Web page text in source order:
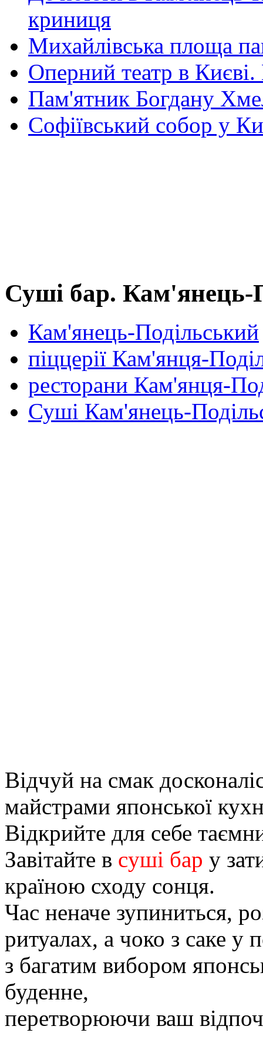
криниця
Михайлівська площа
Оперний театр в
Пам'ятник Богдану
Софіївський собор у
Суші бар. Кам'янець-
Кам'янець-Подільський
піццерії Кам'янця-
ресторани Кам'янця-
Суші Кам'янець-
Відчуй на смак
майстрами японської
Відкрийте для себе
Завітайте в cуші бар у
країною сходу сонця.
Час неначе зупиниться,
ритуалах, а чоко з саке у
з багатим вибором
буденне,
перетворюючи ваш